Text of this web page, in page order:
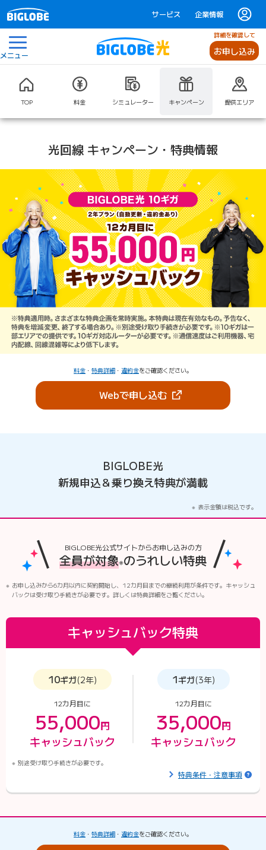
サービス 企業情報
メニュー
詳細を確認して
お申し込み
TOP 料金 シミュレーター キャンペーン 提供エリア
光回線 キャンペーン・特典情報
料金 ・ 特典詳細 ・ 違約金をご確認ください。
Webで申し込む（新しいタブで開きま
BIGLOBE光
新規申込＆乗り換え特典が満載
表示金額は税込です。
BIGLOBE光公式サイトからお申し込みの方
全員が対象※のうれしい特典
お申し込みから6カ月以内に契約開始し、12カ月目までの継続利用が条件です。キャッシュ
バックは受け取り手続きが必要です。詳しくは特典詳細をご覧ください。
キャッシュバック特典
10ギガ(2年)
12カ月目に
55,000円
キャッシュバック
1ギガ(3年)
12カ月目に
35,000円
キャッシュバック
別途受け取り手続きが必要です。
特典条件・注意事項
料金 ・ 特典詳細 ・ 違約金をご確認ください。